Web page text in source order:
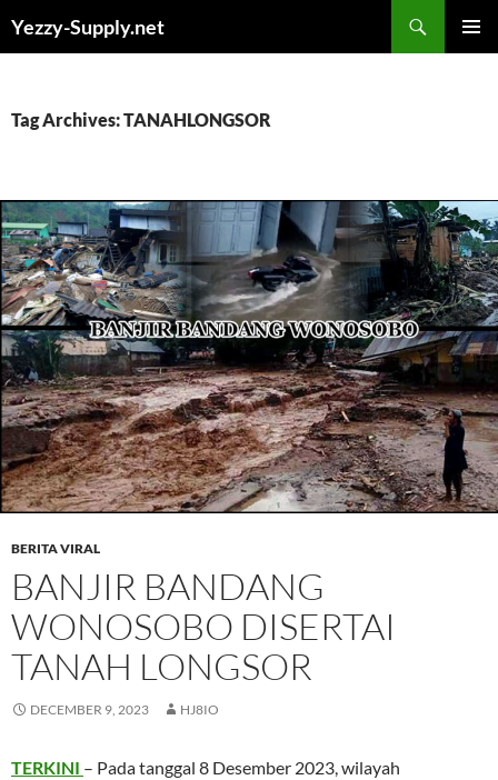
Yezzy-Supply.net
Tag Archives: TANAHLONGSOR
BERITA VIRAL
BANJIR BANDANG
WONOSOBO DISERTAI
TANAH LONGSOR
DECEMBER 9, 2023 HJ8IO
TERKINI – Pada tanggal 8 Desember 2023, wilayah